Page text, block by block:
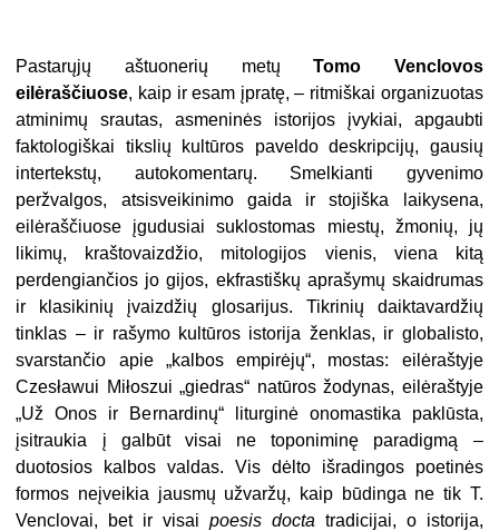
Pastarųjų aštuonerių metųTomo Venclovos
eilėraščiuose, kaip ir esam įpratę, – ritmiškai organizuotas
atminimų srautas, asmeninės istorijos įvykiai, apgaubti
faktologiškai tikslių kultūros paveldo deskripcijų, gausių
intertekstų, autokomentarų. Smelkianti gyvenimo
peržvalgos, atsisveikinimo gaida ir stojiška laikysena,
eilėraščiuose įgudusiai suklostomas miestų, žmonių, jų
likimų, kraštovaizdžio, mitologijos vienis, viena kitą
perdengiančios jo gijos, ekfrastiškų aprašymų skaidrumas
ir klasikinių įvaizdžių glosarijus. Tikrinių daiktavardžių
tinklas – ir rašymo kultūros istorija ženklas, ir globalisto,
svarstančio apie „kalbos empirėjų“, mostas: eilėraštyje
Czesławui Miłoszui „giedras“ natūros žodynas, eilėraštyje
„Už Onos ir Bernardinų“ liturginė onomastika paklūsta,
įsitraukia į galbūt visai ne toponiminę paradigmą –
duotosios kalbos valdas. Vis dėlto išradingos poetinės
formos neįveikia jausmų užvaržų, kaip būdinga ne tik T.
Venclovai, bet ir visai poesis docta tradicijai, o istorija,